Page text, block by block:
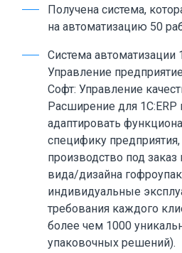
Получена система,
на автоматизацию 50
Система автоматизации
Управление
Софт: Управление
Расширение для 1С:ERP
адаптировать
специфику
производство под заказ
вида/дизайна
индивидуальные
требования каждого
более чем 1000
упаковочных решений).